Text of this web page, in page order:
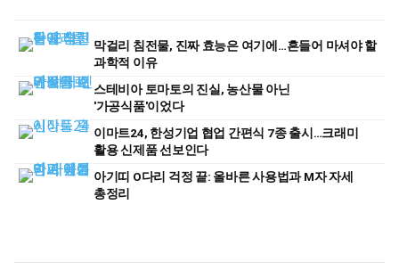
막걸리 침전물, 진짜 효능은 여기에…흔들어 마셔야 할
과학적 이유
스테비아 토마토의 진실, 농산물 아닌
'가공식품'이었다
이마트24, 한성기업 협업 간편식 7종 출시…크래미
활용 신제품 선보인다
아기띠 O다리 걱정 끝: 올바른 사용법과 M자 자세
총정리